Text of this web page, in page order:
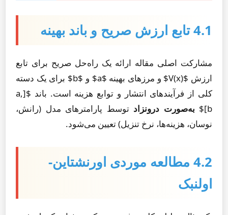
4.1 تابع ارزش صریح و باند بهینه
مشارکت اصلی مقاله ارائه یک راه‌حل صریح برای تابع
ارزش $V(x)$ و مرزهای بهینه $a$ و $b$ برای یک دسته
کلی از فرآیندهای انتشار و توابع هزینه است. باند $[a,
b]$
به‌صورت درونزاد توسط پارامترهای مدل (رانش،
نوسان، هزینه‌ها، نرخ تنزیل) تعیین می‌شود.
4.2 مطالعه موردی اورنشتاین-
اولنبک